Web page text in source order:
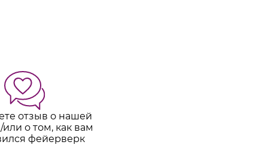
отзыв о нашей
о том, как вам
фейерверк